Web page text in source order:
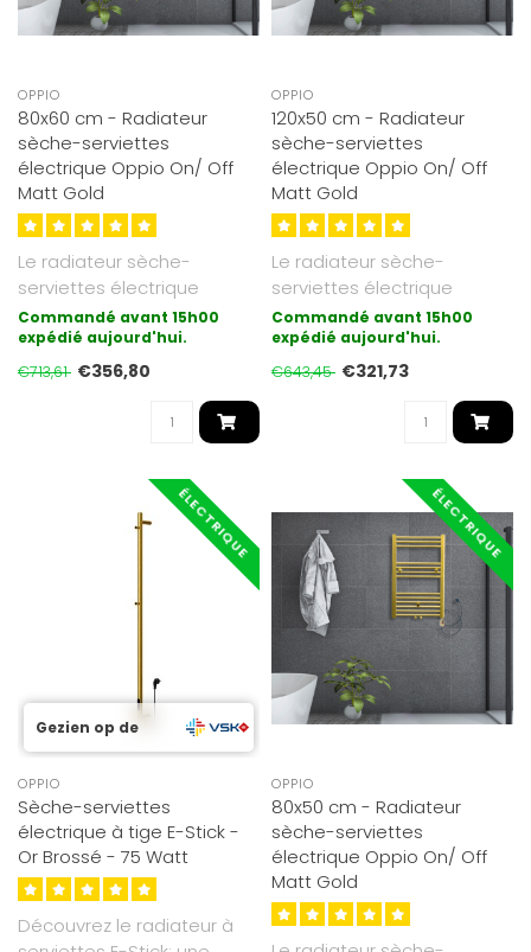
OPPIO
80x60 cm - Radiateur
sèche-serviettes
électrique Oppio On/ Off
Matt Gold
Le radiateur sèche-
serviettes électrique
On/Off d'Oppio est
désormais disponi..
Commandé avant 15h00
expédié aujourd'hui.
€713,61 €356,80
OPPIO
120x50 cm - Radiateur
sèche-serviettes
électrique Oppio On/ Off
Matt Gold
Le radiateur sèche-
serviettes électrique
On/Off d'Oppio est
désormais disponi..
Commandé avant 15h00
expédié aujourd'hui.
€643,45 €321,73
ÉLECTRIQUE
Gezien op de
OPPIO
Sèche-serviettes
électrique à tige E-Stick -
Or Brossé - 75 Watt
Découvrez le radiateur à
ÉLECTRIQUE
OPPIO
80x50 cm - Radiateur
sèche-serviettes
électrique Oppio On/ Off
Matt Gold